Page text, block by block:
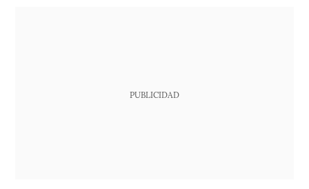
PUBLICIDAD